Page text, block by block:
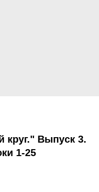
круг." Выпуск 3.
1-25